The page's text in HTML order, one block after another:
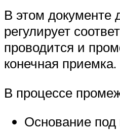
В этом документе
регулирует
проводится и
конечная приемка.
В процессе
Основание